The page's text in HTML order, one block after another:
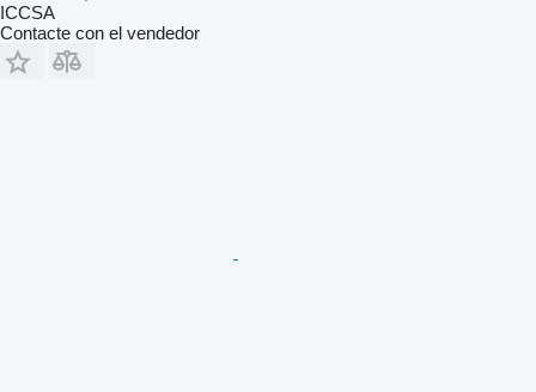
ICCSA
Contacte con el vendedor